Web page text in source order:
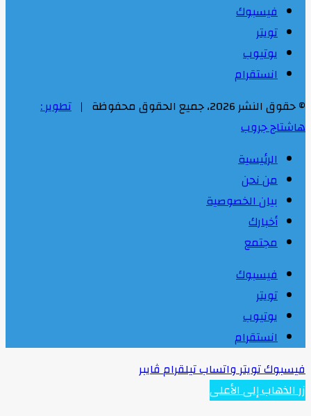
فيسبوك
تويتر
يوتيوب
انستقرام
© حقوق النشر 2026، جميع الحقوق محفوظة |
تطوير :
هاشتاج جروب
الرئيسية
من نحن
بيان الخصوصية
أخبارك
مجتمع
فيسبوك
تويتر
يوتيوب
انستقرام
فيسبوكتويترواتسابتيلقرامڤايبر
زر الذهاب إلى الأعلى